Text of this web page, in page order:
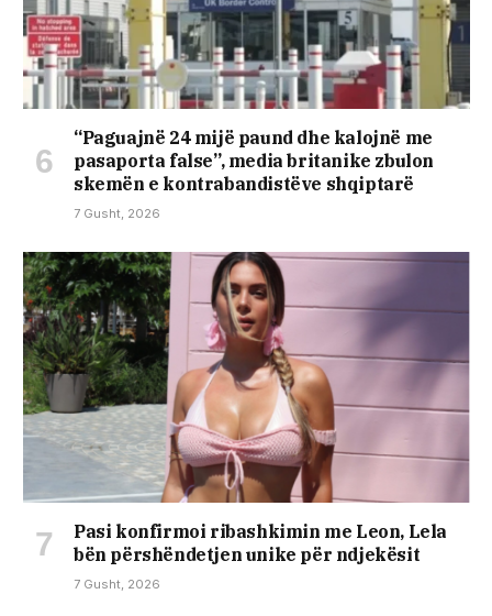
“Paguajnë 24 mijë paund dhe kalojnë me
pasaporta false”, media britanike zbulon
skemën e kontrabandistëve shqiptarë
7 Gusht, 2026
Pasi konfirmoi ribashkimin me Leon, Lela
bën përshëndetjen unike për ndjekësit
7 Gusht, 2026